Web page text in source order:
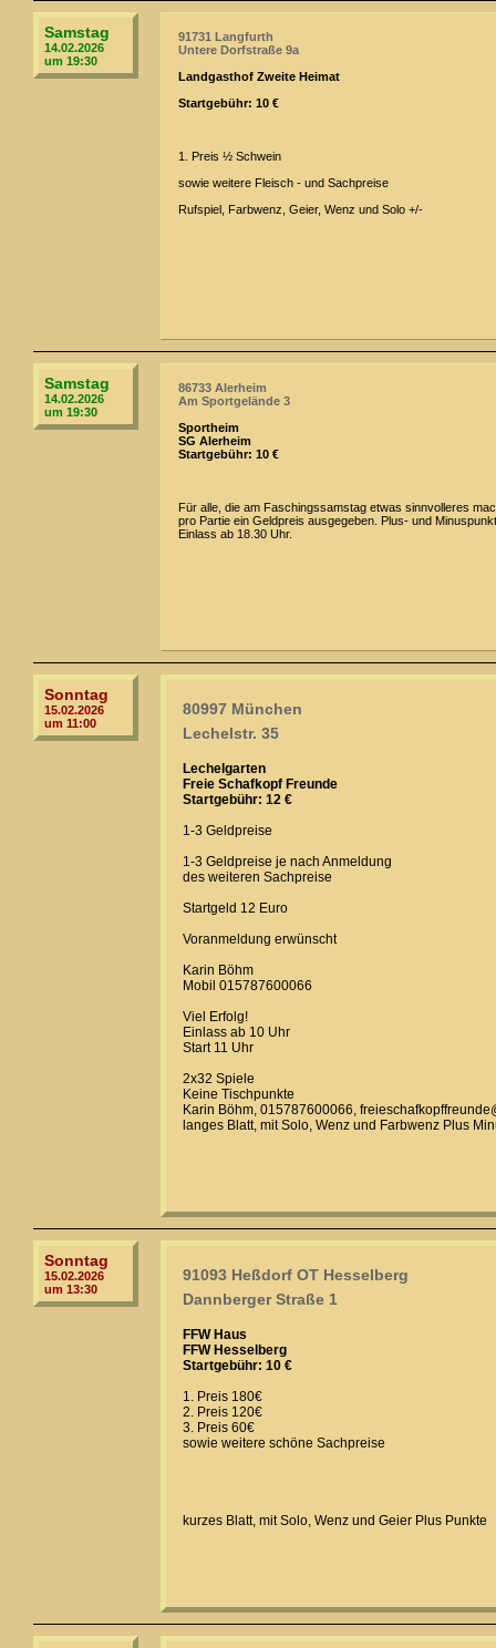
Samstag
14.02.2026
um 19:30
91731 Langfurth
Untere Dorfstraße 9a
Landgasthof Zweite Heimat
Startgebühr: 10 €
1. Preis ½ Schwein
sowie weitere Fleisch - und Sachpreise
Rufspiel, Farbwenz, Geier, Wenz und Solo +/-
Samstag
14.02.2026
um 19:30
86733 Alerheim
Am Sportgelände 3
Sportheim
SG Alerheim
Startgebühr: 10 €
Für alle, die am Faschingssamstag etwas sinnvolleres
pro Partie ein Geldpreis ausgegeben. Plus- und
Einlass ab 18.30 Uhr.
Sonntag
15.02.2026
um 11:00
80997 München
Lechelstr. 35
Lechelgarten
Freie Schafkopf Freunde
Startgebühr: 12 €
1-3 Geldpreise
1-3 Geldpreise je nach Anmeldung
des weiteren Sachpreise
Startgeld 12 Euro
Voranmeldung erwünscht
Karin Böhm
Mobil 015787600066
Viel Erfolg!
Einlass ab 10 Uhr
Start 11 Uhr
2x32 Spiele
Keine Tischpunkte
Karin Böhm, 015787600066,
langes Blatt, mit Solo, Wenz und Farbwenz Plus
Sonntag
15.02.2026
um 13:30
91093 Heßdorf OT Hesselberg
Dannberger Straße 1
FFW Haus
FFW Hesselberg
Startgebühr: 10 €
1. Preis 180€
2. Preis 120€
3. Preis 60€
sowie weitere schöne Sachpreise
kurzes Blatt, mit Solo, Wenz und Geier Plus Punkte